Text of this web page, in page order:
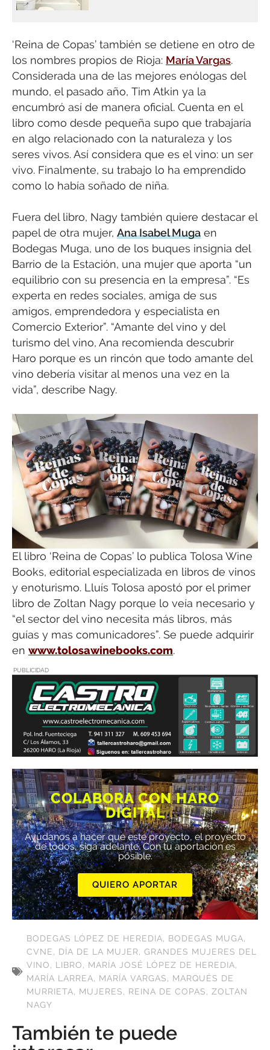
‘Reina de Copas’ también se detiene en otro de
los nombres propios de Rioja: María Vargas.
Considerada una de las mejores enólogas del
mundo, el pasado año, Tim Atkin ya la
encumbró así de manera oficial. Cuenta en el
libro como desde pequeña supo que trabajaría
en algo relacionado con la naturaleza y los
seres vivos. Así considera que es el vino: un ser
vivo. Finalmente, su trabajo lo ha emprendido
como lo había soñado de niña.
Fuera del libro, Nagy también quiere destacar el
papel de otra mujer, Ana Isabel Muga en
Bodegas Muga, uno de los buques insignia del
Barrio de la Estación, una mujer que aporta “un
equilibrio con su presencia en la empresa”. “Es
experta en redes sociales, amiga de sus
amigos, emprendedora y especialista en
Comercio Exterior”. “Amante del vino y del
turismo del vino, Ana recomienda descubrir
Haro porque es un rincón que todo amante del
vino debería visitar al menos una vez en la
vida”, describe Nagy.
El libro ‘Reina de Copas’ lo publica Tolosa Wine
Books, editorial especializada en libros de vinos
y enoturismo. Lluís Tolosa apostó por el primer
libro de Zoltan Nagy porque lo veía necesario y
“el sector del vino necesita más libros, más
guías y mas comunicadores”. Se puede adquirir
en www.tolosawinebooks.com.
PUBLICIDAD
COLABORA CON HARO
DIGITAL
Ayúdanos a hacer que este proyecto, el proyecto
de todos, siga adelante. Con tu aportación es
posible.
QUIERO APORTAR
BODEGAS LÓPEZ DE HEREDIA, BODEGAS MUGA,
CVNE, DÍA DE LA MUJER, GRANDES MUJERES DEL
VINO, LIBRO, MARÍA JOSÉ LÓPEZ DE HEREDIA,
MARÍA LARREA, MARÍA VARGAS, MARQUÉS DE
MURRIETA, MUJERES, REINA DE COPAS, ZOLTAN
NAGY
También te puede